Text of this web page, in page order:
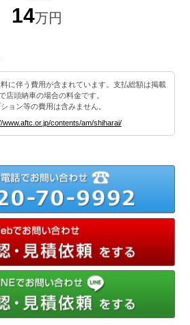
14万円
に伴う費用が含まれています。支払総額は掲載
店頭納車の場合の料金です。
ョン等の費用は含みません。
www.aftc.or.jp/contents/am/shiharai/